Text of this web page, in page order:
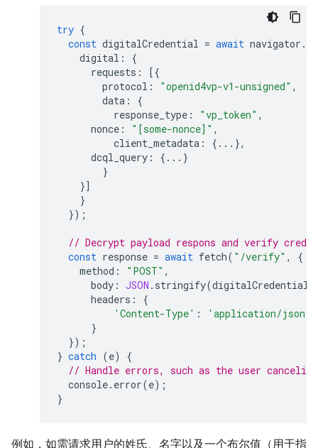
try {
const digitalCredential = await navigator .
digital :
{
requests :
[{
protocol : "openid4vp-v1-unsigned" ,
data :
{
response_type : "vp_token" ,
nonce : "[some-nonce]" ,
client_metadata :
{...},
dcql_query :
{...}
}
}]
}
});
// Decrypt payload respons and verify
const response = await fetch( "/verify" ,
{
method : "POST" ,
body : JSON . stringify(digitalCredential
headers :
{
'Content-Type' :
'application/json'
}
});
} catch (e)
{
// Handle errors, such as the user
console. error(e);
}
例如，如需请求用户的姓氏、名字以及一个布尔值（用于指